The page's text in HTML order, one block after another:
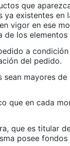
que
existentes
vigor en ese
los
a
del pedido.
mayores
en cada
que es titular
posee